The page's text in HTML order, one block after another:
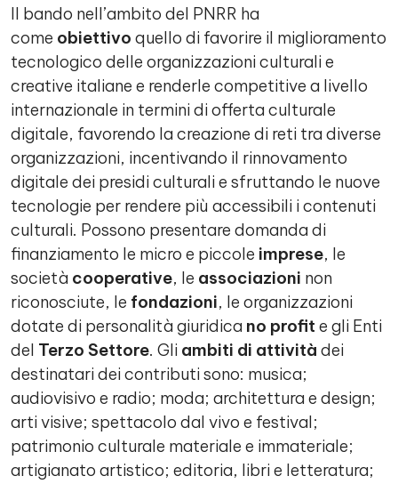
Il bando nell’ambito del PNRR ha
come obiettivo quello di favorire il miglioramento
tecnologico delle organizzazioni culturali e
creative italiane e renderle competitive a livello
internazionale in termini di offerta culturale
digitale, favorendo la creazione di reti tra diverse
organizzazioni, incentivando il rinnovamento
digitale dei presidi culturali e sfruttando le nuove
tecnologie per rendere più accessibili i contenuti
culturali. Possono presentare domanda di
finanziamento le micro e piccole imprese, le
società cooperative, le associazioni non
riconosciute, le fondazioni, le organizzazioni
dotate di personalità giuridica no profit e gli Enti
del Terzo Settore. Gli ambiti di attività dei
destinatari dei contributi sono: musica;
audiovisivo e radio; moda; architettura e design;
arti visive; spettacolo dal vivo e festival;
patrimonio culturale materiale e immateriale;
artigianato artistico; editoria, libri e letteratura;